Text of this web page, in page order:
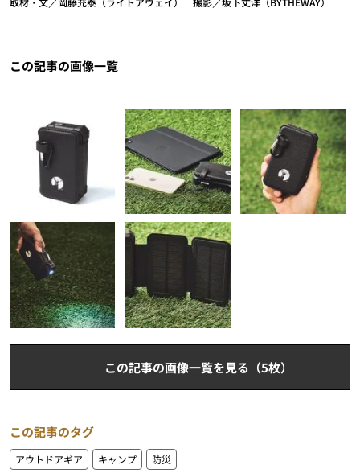
この記事の画像一覧
この記事の画像一覧を見る（5枚）
この記事のタグ
アウトドアギア キャンプ 防災